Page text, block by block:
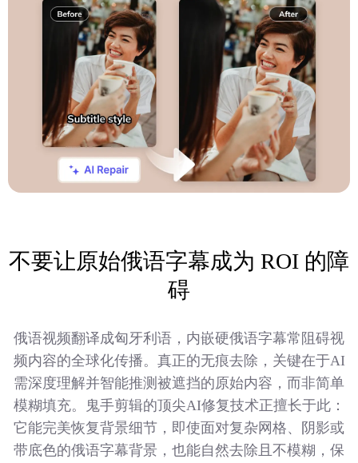
不要让原始俄语字幕成为 ROI 的障
碍
俄语视频翻译成匈牙利语，内嵌硬俄语字幕常阻碍视
频内容的全球化传播。真正的无痕去除，关键在于AI
需深度理解并智能推测被遮挡的原始内容，而非简单
模糊填充。鬼手剪辑的顶尖AI修复技术正擅长于此：
它能完美恢复背景细节，即使面对复杂网格、阴影或
带底色的俄语字幕背景，也能自然去除且不模糊，保